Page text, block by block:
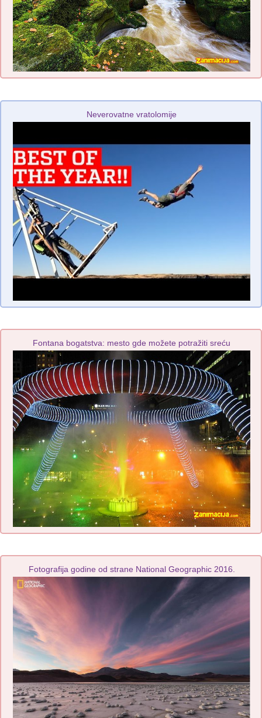
Neverovatne vratolomije
Fontana bogatstva: mesto gde možete potražiti sreću
Fotografija godine od strane National Geographic 2016.